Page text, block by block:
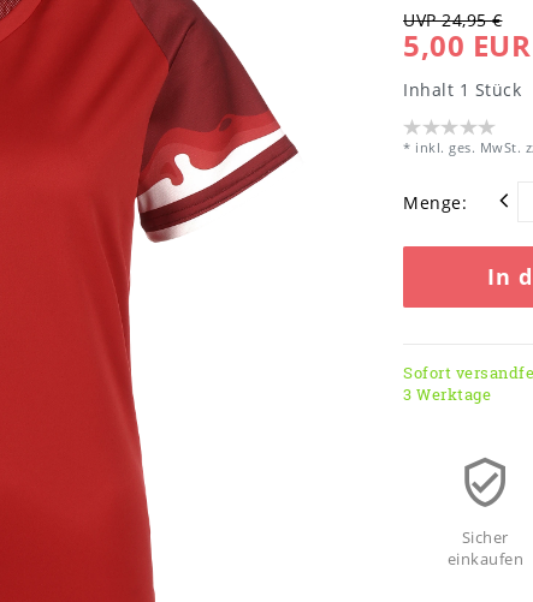
UVP 24,95 €
5,00 EUR
Inhalt 1 Stück
* inkl. ges. MwSt.
Menge:
In
Sofort
3 Werktage
Sicher
einkaufen